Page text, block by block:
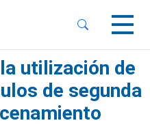
utilización de
de segunda